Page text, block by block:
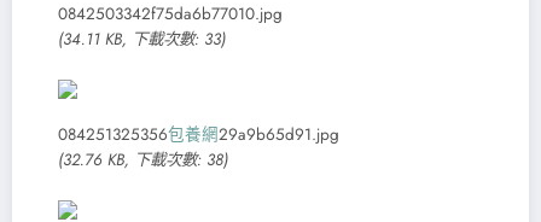
0842503342f75da6b77010.jpg
(34.11 KB, 下載次數: 33)
084251325356包養網29a9b65d91.jpg
(32.76 KB, 下載次數: 38)